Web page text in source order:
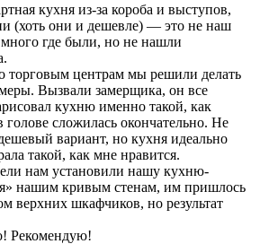
кухня из-за короба и выступов,
(хоть они и дешевле) — это не наш
где были, но не нашли
торговым центрам мы решили делать
Вызвали замерщика, он все
кухню именно такой, как
голове сложилась окончательно. Не
вариант, но кухня идеально
такой, как мне нравится.
нам установили нашу кухню-
нашим кривым стенам, им пришлось
верхних шкафчиков, но результат
Рекомендую!